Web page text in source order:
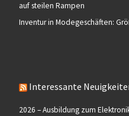
auf steilen Rampen
Inventur in Modegeschäften:
Interessante
2026 – Ausbildung zum